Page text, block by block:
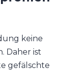
keine
Daher ist
gefälschte